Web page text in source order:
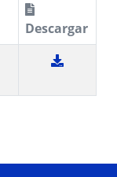
Descargar